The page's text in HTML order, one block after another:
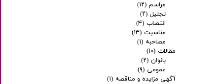
مراسم (۱۲)
تجلیل (۲)
انتصاب (۴)
مناسبت (۱۳)
مصاحبه (۱)
مقالات (۱۰)
بانوان (۲)
عمومی (۹)
آگهی مزایده و مناقصه (۱)